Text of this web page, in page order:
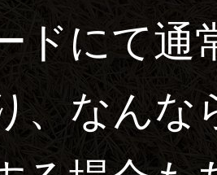
ドにて通
、なんな